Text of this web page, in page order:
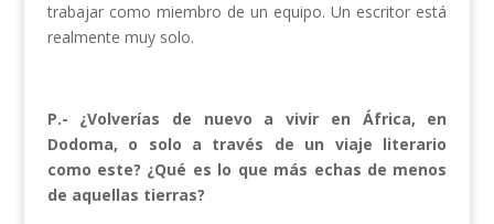
trabajar como miembro de un equipo. Un escritor está
realmente muy solo.
P.- ¿Volverías de nuevo a vivir en África, en
Dodoma, o solo a través de un viaje literario
como este? ¿Qué es lo que más echas de menos
de aquellas tierras?